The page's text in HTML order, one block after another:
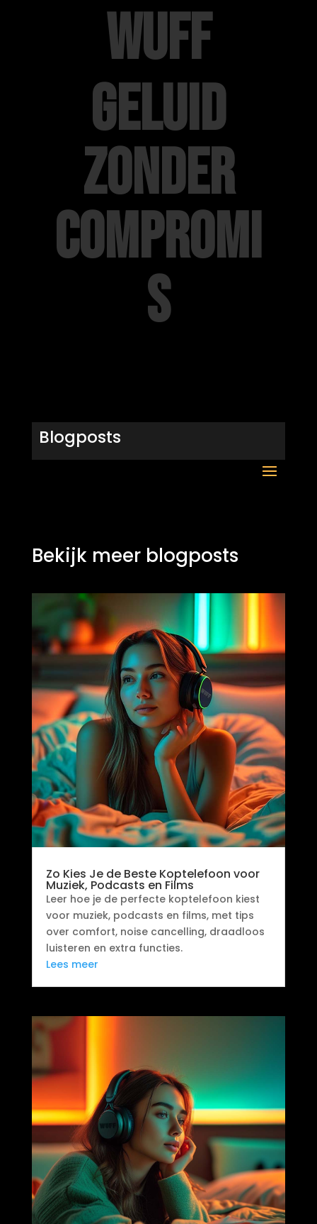
WUFF
Geluid
zonder
compromi
s
Blogposts
Bekijk meer blogposts
Zo Kies Je de Beste Koptelefoon voor
Muziek, Podcasts en Films
Leer hoe je de perfecte koptelefoon kiest
voor muziek, podcasts en films, met tips
over comfort, noise cancelling, draadloos
luisteren en extra functies.
Lees meer